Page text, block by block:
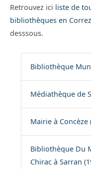
Retrouvez ici liste de
bibliothèques en
desssous.
Bibliothèque
Médiathèque de
Mairie à Concèze
Bibliothèque Du
Chirac à Sarran